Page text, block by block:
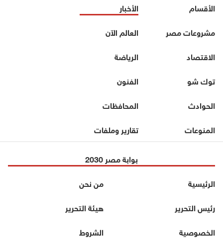
الأقسام
الأخبار
مشروعات مصر
العالم الآن
الاقتصاد
الرياضة
توك شو
الفنون
الحوادث
المحافظات
المنوعات
تقارير وملفات
بوابة مصر 2030
الرئيسية
من نحن
رئيس التحرير
هيئة التحرير
الخصوصية
الشروط